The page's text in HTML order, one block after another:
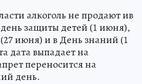
алкоголь не продают ив
защиты детей (1 июня),
июня) и в День знаний (1
дата выпадает на
переносится на
день.